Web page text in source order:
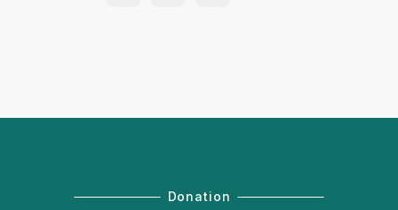
Donation